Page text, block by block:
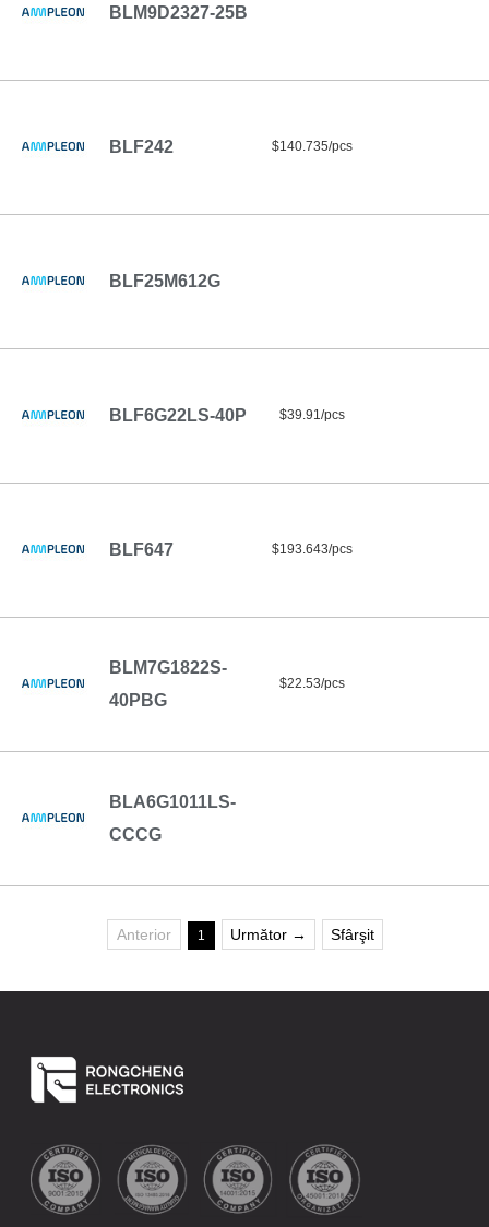
BLM9D2327-25B
BLF242 $140.735/pcs
BLF25M612G
BLF6G22LS-40P $39.91/pcs
BLF647 $193.643/pcs
BLM7G1822S-
40PBG
$22.53/pcs
BLA6G1011LS-
CCCG
Anterior 1 Următor → Sfârşit